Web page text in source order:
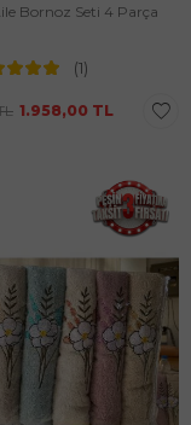
Bornoz Seti 4 Parça
(1)
1.958,00 TL